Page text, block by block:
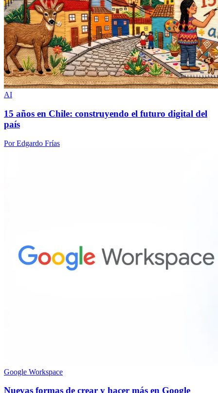
AI
15 años en Chile: construyendo el futuro digital del
país
Por Edgardo Frías
Google Workspace
Nuevas formas de crear y hacer más en Google